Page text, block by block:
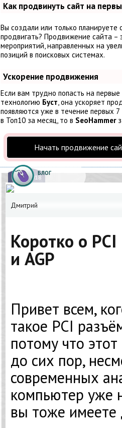
Как продвинуть сайт на
Вы создали или только планируете
продвигать? Продвижение сайта –
мероприятий, направленных на
позиций в поисковых системах.
Ускорение продвижения
Если вам трудно попасть на
технологию Буст, она ускоряет
появляются уже в течение первых
в Топ10 за месяц, то в SeoHammer
Начать продвижение
27.07.2018
БЛОГ
Дмитрий
Коротко о
и AGP
Привет всем,
такое PCI
потому что
до сих пор,
современных
компьютер уже
вы тоже имеете